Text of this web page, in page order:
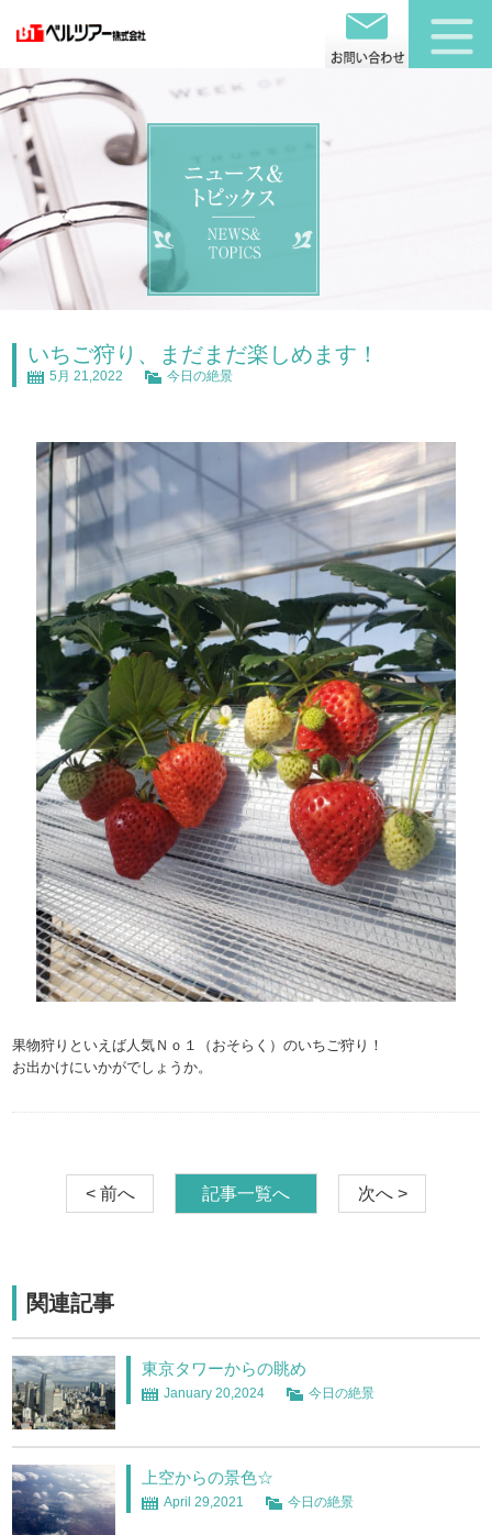
いちご狩り、まだまだ楽しめます！
5月 21,2022 今日の絶景
果物狩りといえば人気Ｎｏ１（おそらく）のいちご狩り！
お出かけにいかがでしょうか。
< 前へ 記事一覧へ 次へ >
関連記事
東京タワーからの眺め
January 20,2024 今日の絶景
上空からの景色☆
April 29,2021 今日の絶景